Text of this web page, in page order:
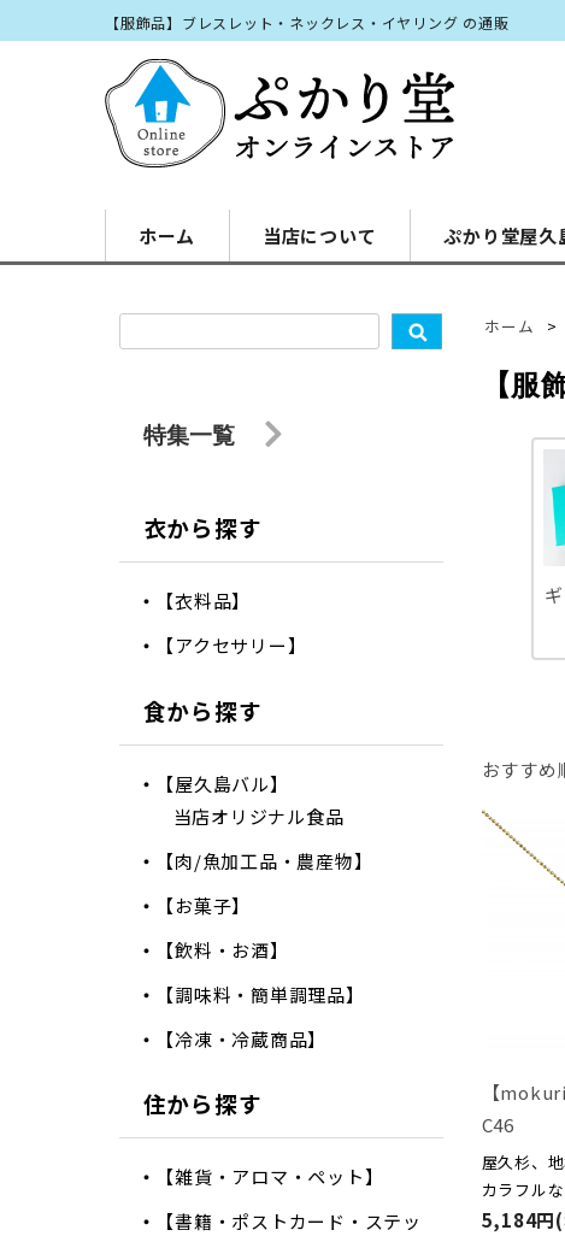
【服飾品】ブレスレット・ネックレス・イヤリング の通販
ホーム 当店について ぷかり堂屋久
ホーム >
【服
おすすめ
【
C46
屋久杉、
カラフル
5,184円
特集一覧
衣から探す
【衣料品】
【アクセサリー】
食から探す
【屋久島バル】
当店オリジナル食品
【肉/魚加工品・農産物】
【お菓子】
【飲料・お酒】
【調味料・簡単調理品】
【冷凍・冷蔵商品】
住から探す
【雑貨・アロマ・ペット】
【書籍・ポストカード・ステッ